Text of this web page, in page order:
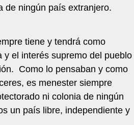
de ningún país extranjero.
tiene y tendrá como
y el interés supremo del pueblo
Como lo pensaban y como
es menester siempre
ni colonia de ningún
un país libre, independiente y